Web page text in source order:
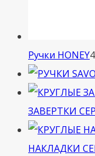
Ручки HONEY44
ЗАВЕРТКИ
НАКЛАДКИ